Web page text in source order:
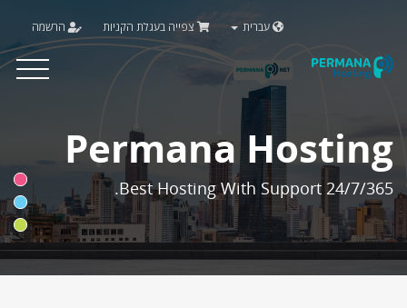
עברית צפייה בעגלת הקניות הרשמה
Toggle
Permana Hosting
Best Hosting With Support 24/7/365.